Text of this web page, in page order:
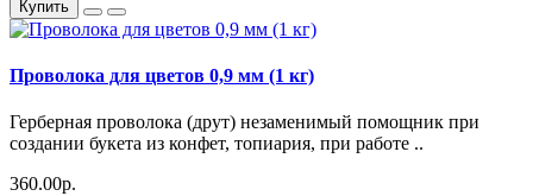
Купить
Проволока для цветов 0,9 мм (1 кг)
Герберная проволока (друт) незаменимый помощник при
создании букета из конфет, топиария, при работе ..
360.00р.